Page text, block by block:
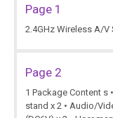
Page 1
2.4GHz Wireless A/V
Page 2
1 Package Content s
stand x 2 • Audio/